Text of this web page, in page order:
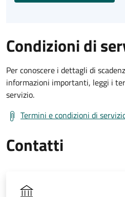
Condizioni di
Per conoscere i dettagli di
informazioni importanti, leggi i
servizio.
Termini e condizioni di
Contatti